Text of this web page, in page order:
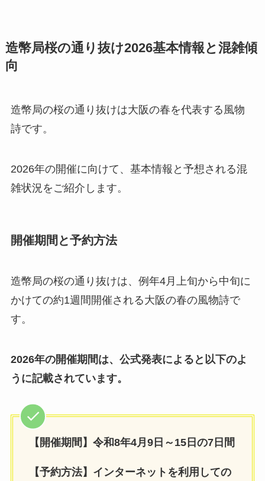
造幣局桜の通り抜け2026基本情報と混雑傾
向
造幣局の桜の通り抜けは大阪の春を代表する風物
詩です。
2026年の開催に向けて、基本情報と予想される混
雑状況をご紹介します。
開催期間と予約方法
造幣局の桜の通り抜けは、例年4月上旬から中旬に
かけての約1週間開催される大阪の春の風物詩で
す。
2026年の開催期間は、公式発表によると以下のよ
うに記載されています。
【開催期間】令和8年4月9日～15日の7日間
【予約方法】インターネットを利用しての